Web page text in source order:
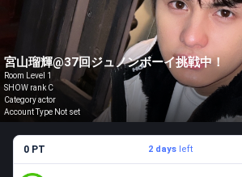
宮山瑠輝@37回ジュノンボーイ挑戦中！
Room Level 1
SHOW rank C
Category actor
Account Type Not set
0 PT 2 daysleft